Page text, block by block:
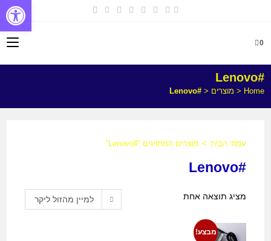
0
#Lenovo
Home
< מוצרים <
#Lenovo
עמוד הבית > מוצרים המתויגים “#Lenovo”
#Lenovo
מציג תוצאה אחת למיין מהזול ליקר
מבצע!